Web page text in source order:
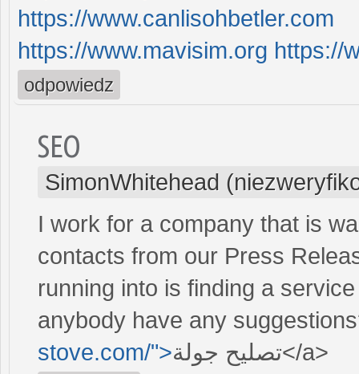
https://www.canlisohbetler.com
https://www.mavisim.org https://
odpowiedz
SEO
SimonWhitehead
I work for a company that is
contacts from our Press
running into is finding a
anybody have any
stove.com/">
تصليح جولة</a>